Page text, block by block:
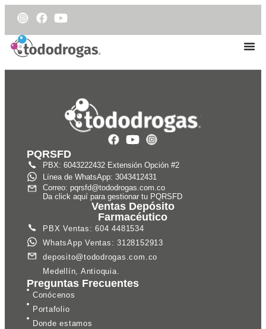
PQRSFD
PBX: 6043222432 Extensión Opción #2
Línea de WhatsApp: 3043412431
Correo: pqrsfd@tododrogas.com.co
Da click aquí para gestionar tu PQRSFD
Ventas Depósito
Farmacéutico
PBX Ventas: 604 4481534
WhatsApp Ventas: 3128152913
deposito@tododrogas.com.co
Medellín, Antioquia.
Preguntas Frecuentes
Conócenos
Portafolio
Donde estamos